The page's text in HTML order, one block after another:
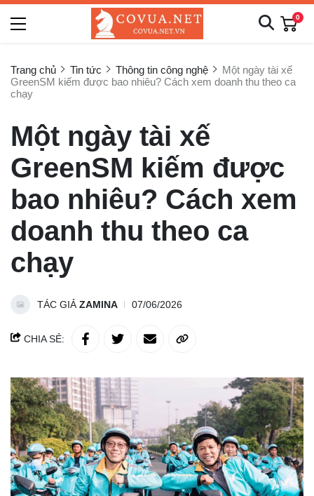
0
Trang chủ Tin tức Thông tin công nghệ
Một ngày tài xế
GreenSM kiếm được bao nhiêu? Cách xem doanh thu theo ca
chạy
Một ngày tài xế
GreenSM kiếm được
bao nhiêu? Cách xem
doanh thu theo ca
chạy
TÁC GIẢZAMINA 07/06/2026
CHIA SẺ: